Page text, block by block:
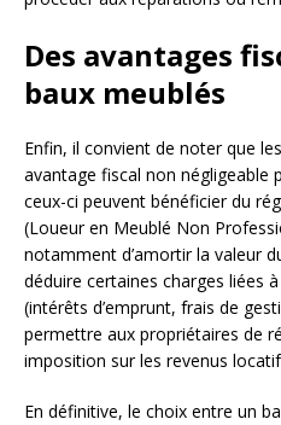
Des avantages
baux meublés
Enfin, il convient de noter que
avantage fiscal non négligeable
ceux-ci peuvent bénéficier du
(Loueur en Meublé Non
notamment d’amortir la valeur
déduire certaines charges liées
(intérêts d’emprunt, frais de
permettre aux propriétaires de
imposition sur les revenus
En définitive, le choix entre un